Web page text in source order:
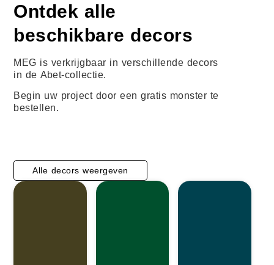
Ontdek alle
beschikbare decors
MEG is verkrijgbaar in verschillende decors
in de Abet-collectie.
Begin uw project door een gratis monster te
bestellen.
Alle decors weergeven